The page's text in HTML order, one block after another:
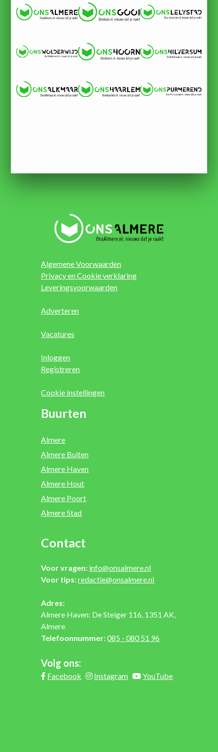
Algemene Voorwaarden
Privacy en Cookie verklaring
Leveringsvoorwaarden
Adverteren
Vacatures
Inloggen
Registreren
Cookie instellingen
Buurten
Almere
Almere Buiten
Almere Haven
Almere Hout
Almere Poort
Almere Stad
Contact
Voor vragen: info@onsalmere.nl
Voor tips:redactie@onsalmere.nl
Adres:
Almere Haven: De Steiger 116, 1351 AK,
Almere
Telefoonnummer:085 - 080 51 96
Volg ons:
Facebook Instagram YouTube